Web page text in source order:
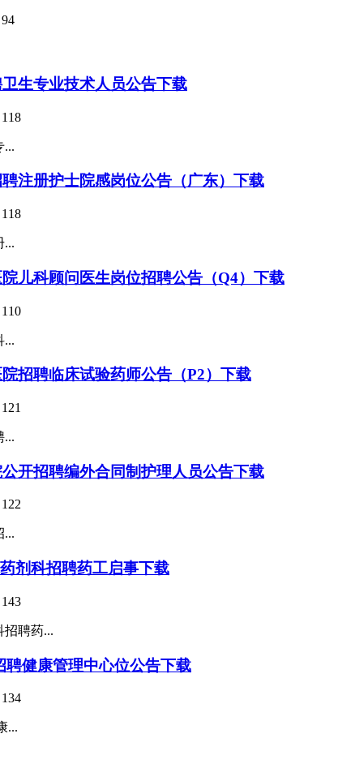
94
生专业技术人员公告下载
118
...
注册护士院感岗位公告（广东）下载
118
...
儿科顾问医生岗位招聘公告（Q4）下载
110
...
招聘临床试验药师公告（P2）下载
121
...
开招聘编外合同制护理人员公告下载
122
...
剂科招聘药工启事下载
143
招聘药...
聘健康管理中心位公告下载
134
...